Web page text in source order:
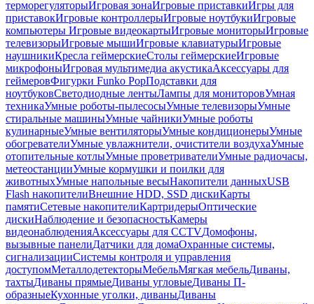
терморегуляторыИгровая зонаИгровые приставкиИгры для
приставокИгровые контроллерыИгровые ноутбукиИгровые
компьютеры Игровые видеокартыИгровые мониторыИгровые
телевизорыИгровые мышиИгровые клавиатурыИгровые
наушникиКресла геймерскиеСтолы геймерскиеИгровые
микрофоныИгровая мультимедиа акустикаАксессуары для
геймеровФигурки Funko PopПодставки для
ноутбуковСветодиодные лентыЛампы для мониторовУмная
техникаУмные роботы-пылесосыУмные телевизорыУмные
стиральные машиныУмные чайникиУмные роботы
кулинарныеУмные вентиляторыУмные кондиционерыУмные
обогревателиУмные увлажнители, очистители воздухаУмные
отопительные котлыУмные проветривателиУмные радиочасы,
метеостанцииУмные кормушки и поилки для
животныхУмные напольные весыНакопители данныхUSB
Flash накопителиВнешние HDD, SSD дискиКарты
памятиСетевые накопителиКартридерыОптические
дискиНаблюдение и безопасностьКамеры
видеонаблюденияАксессуары для CCTVДомофоны,
вызывные панелиДатчики для домаОхранные системы,
сигнализацииСистемы контроля и управления
доступомМеталлодетекторыМебельМягкая мебельДиваны,
тахтыДиваны прямыеДиваны угловыеДиваны П-
образныеКухонные уголки, диваныДиваны